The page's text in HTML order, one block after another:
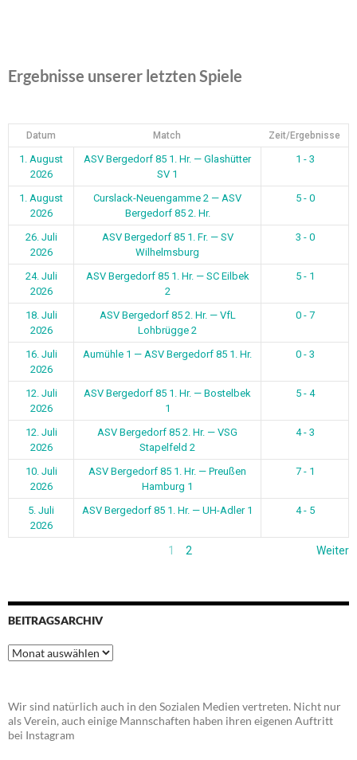
Ergebnisse unserer letzten Spiele
Datum Match Zeit/Ergebnisse
1. August
2026
ASV Bergedorf 85 1. Hr. — Glashütter
SV 1
1 - 3
1. August
2026
Curslack-Neuengamme 2 — ASV
Bergedorf 85 2. Hr.
5 - 0
26. Juli
2026
ASV Bergedorf 85 1. Fr. — SV
Wilhelmsburg
3 - 0
24. Juli
2026
ASV Bergedorf 85 1. Hr. — SC Eilbek
2
5 - 1
18. Juli
2026
ASV Bergedorf 85 2. Hr. — VfL
Lohbrügge 2
0 - 7
16. Juli
2026
Aumühle 1 — ASV Bergedorf 85 1. Hr. 0 - 3
12. Juli
2026
ASV Bergedorf 85 1. Hr. — Bostelbek
1
5 - 4
12. Juli
2026
ASV Bergedorf 85 2. Hr. — VSG
Stapelfeld 2
4 - 3
10. Juli
2026
ASV Bergedorf 85 1. Hr. — Preußen
Hamburg 1
7 - 1
5. Juli
2026
ASV Bergedorf 85 1. Hr. — UH-Adler 1 4 - 5
1 2 Weiter
BEITRAGSARCHIV
Beitragsarchiv
Wir sind natürlich auch in den Sozialen Medien vertreten. Nicht nur
als Verein, auch einige Mannschaften haben ihren eigenen Auftritt
bei Instagram